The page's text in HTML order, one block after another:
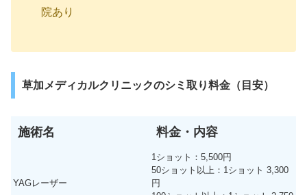
院あり
草加メディカルクリニックのシミ取り料金（目安）
施術名 料金・内容
YAGレーザー
1ショット：5,500円
50ショット以上：1ショット 3,300
円